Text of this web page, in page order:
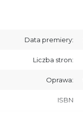
Data premiery:
Liczba stron:
Oprawa:
ISBN